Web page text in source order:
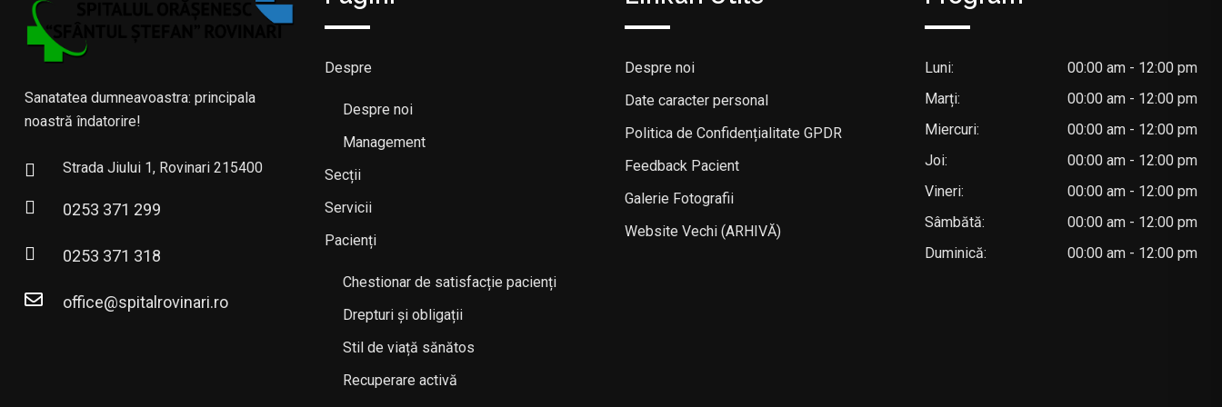
Sanatatea dumneavoastra: principala
noastră îndatorire!
Strada Jiului 1, Rovinari 215400
0253 371 299
0253 371 318
office@spitalrovinari.ro
Despre
Despre noi
Management
Secții
Servicii
Pacienți
Chestionar de satisfacție pacienți
Drepturi și obligații
Stil de viață sănătos
Recuperare activă
Despre noi
Date caracter personal
Politica de Confidențialitate GPDR
Feedback Pacient
Galerie Fotografii
Website Vechi (ARHIVĂ)
Luni:
00:00 am - 12:00 pm
Marți:
00:00 am - 12:00 pm
Miercuri:
00:00 am - 12:00 pm
Joi:
00:00 am - 12:00 pm
Vineri:
00:00 am - 12:00 pm
Sâmbătă:
00:00 am - 12:00 pm
Duminică:
00:00 am - 12:00 pm